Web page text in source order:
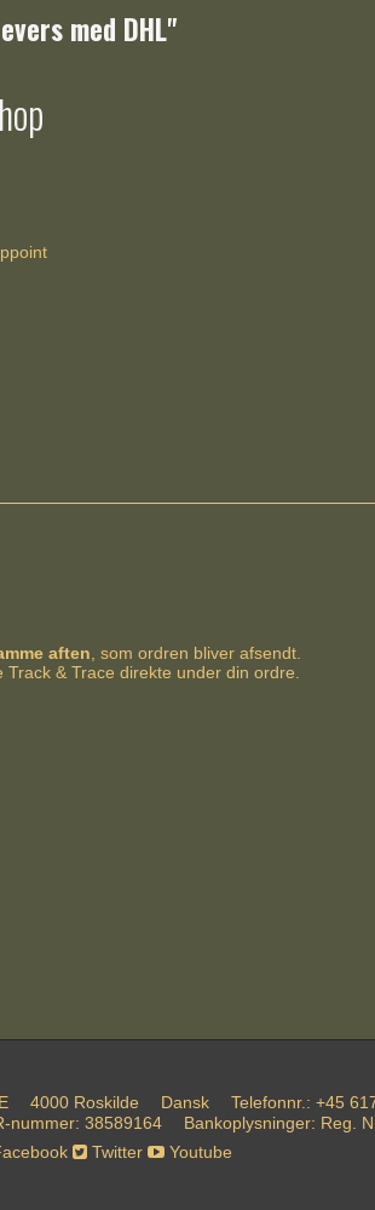
med DHL"
aften , som ordren bliver afsendt.
& Trace direkte under din ordre.
4000 Roskilde Dansk Telefonnr. : +45
nummer: 38589164 Bankoplysninger: Reg.
Twitter Youtube